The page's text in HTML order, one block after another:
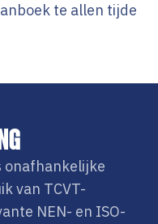
te allen tijde
onafhankelijke
van TCVT-
NEN- en ISO-